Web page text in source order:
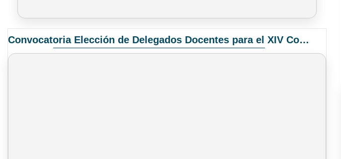
Convocatoria Elección de Delegados Docentes para el XIV Congreso Nacional de Universidades